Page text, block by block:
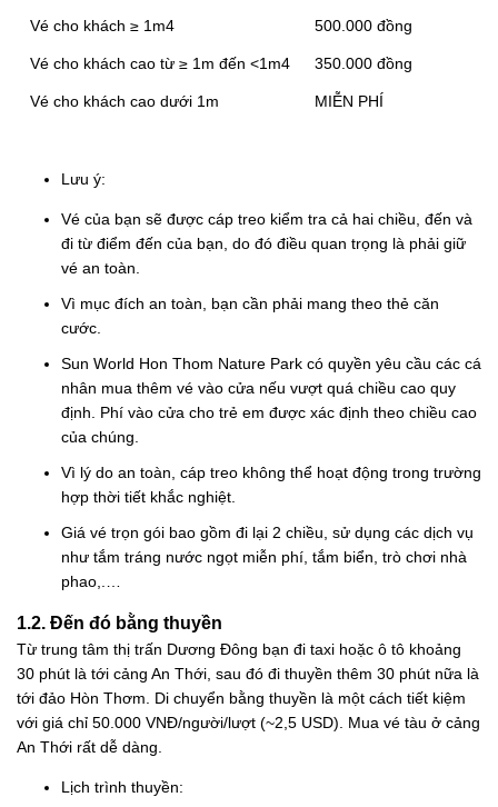
Vé cho khách ≥ 1m4 500.000 đồng
Vé cho khách cao từ ≥ 1m đến <1m4 350.000 đồng
Vé cho khách cao dưới 1m MIỄN PHÍ
Lưu ý:
Vé của bạn sẽ được cáp treo kiểm tra cả hai chiều, đến và
đi từ điểm đến của bạn, do đó điều quan trọng là phải giữ
vé an toàn.
Vì mục đích an toàn, bạn cần phải mang theo thẻ căn
cước.
Sun World Hon Thom Nature Park có quyền yêu cầu các cá
nhân mua thêm vé vào cửa nếu vượt quá chiều cao quy
định. Phí vào cửa cho trẻ em được xác định theo chiều cao
của chúng.
Vì lý do an toàn, cáp treo không thể hoạt động trong trường
hợp thời tiết khắc nghiệt.
Giá vé trọn gói bao gồm đi lại 2 chiều, sử dụng các dịch vụ
như tắm tráng nước ngọt miễn phí, tắm biển, trò chơi nhà
phao,.…
1.2. Đến đó bằng thuyền
Từ trung tâm thị trấn Dương Đông bạn đi taxi hoặc ô tô khoảng
30 phút là tới cảng An Thới, sau đó đi thuyền thêm 30 phút nữa là
tới đảo Hòn Thơm. Di chuyển bằng thuyền là một cách tiết kiệm
với giá chỉ 50.000 VNĐ/người/lượt (~2,5 USD). Mua vé tàu ở cảng
An Thới rất dễ dàng.
Lịch trình thuyền: